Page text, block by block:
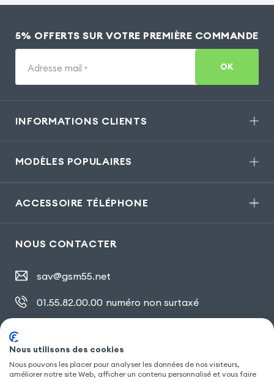
5% OFFERTS SUR VOTRE PREMIÈRE COMMANDE
Adresse mail * OK
INFORMATIONS CLIENTS
MODÈLES POPULAIRES
ACCESSOIRE TÉLÉPHONE
NOUS CONTACTER
sav@gsm55.net
01.55.82.00.00 numéro non surtaxé
SUIVEZ NOUS
Nous utilisons des cookies
Nous pouvons les placer pour analyser les données de nos visiteurs,
améliorer notre site Web, afficher un contenu personnalisé et vous faire